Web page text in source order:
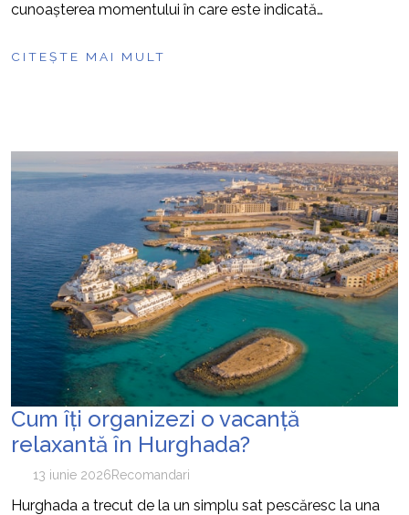
cunoașterea momentului în care este indicată…
CITEȘTE MAI MULT
Cum îți organizezi o vacanță
relaxantă în Hurghada?
13 iunie 2026Recomandari
Hurghada a trecut de la un simplu sat pescăresc la una